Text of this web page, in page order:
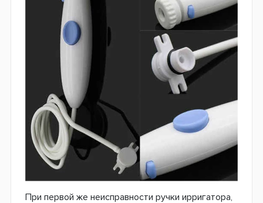
При первой же неисправности ручки ирригатора,